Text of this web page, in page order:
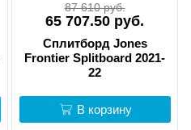
87 610 руб.
65 707.50 руб.
Сплитборд Jones
Frontier Splitboard 2021-
22
В корзину